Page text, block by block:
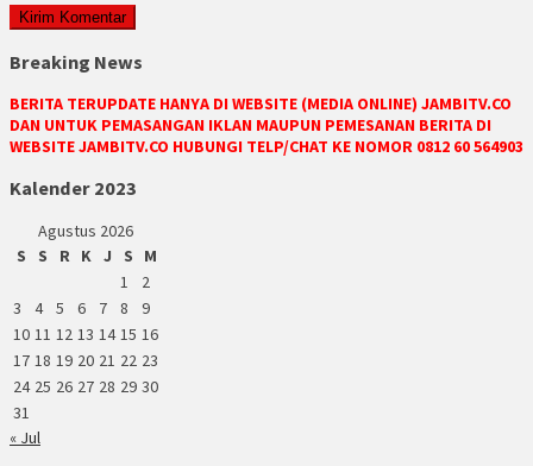
Breaking News
BERITA TERUPDATE HANYA DI WEBSITE (MEDIA ONLINE) JAMBITV.CO
DAN UNTUK PEMASANGAN IKLAN MAUPUN PEMESANAN BERITA DI
WEBSITE JAMBITV.CO HUBUNGI TELP/CHAT KE NOMOR 0812 60 564903
Kalender 2023
Agustus 2026
S
S R K J S
M
1
2
3
4 5 6 7 8
9
10 11 12 13 14 15 16
17 18 19 20 21 22 23
24 25 26 27 28 29 30
31
« Jul